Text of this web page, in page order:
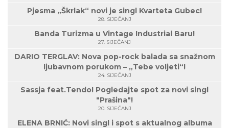
Pjesma „Škrlak“ novi je singl Kvarteta Gubec!
28. SIJEČANJ
Banda Turizma u Vintage Industrial Baru!
27. SIJEČANJ
DARIO TERGLAV: Nova pop-rock balada sa snažnom
ljubavnom porukom – „Tebe voljeti“!
24. SIJEČANJ
Sassja feat.Tendo! Pogledajte spot za novi singl
"Prašina"!
20. SIJEČANJ
ELENA BRNIĆ: Novi singl i spot s aktualnog albuma